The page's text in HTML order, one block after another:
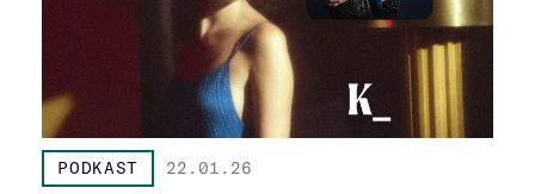
PODKAST 22.01.26